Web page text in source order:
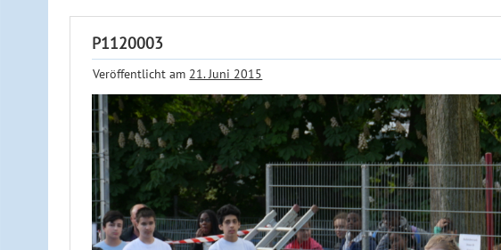
P1120003
Veröffentlicht am 21. Juni 2015